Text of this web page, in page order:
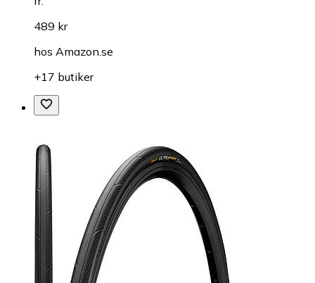
489 kr
hos Amazon.se
+17 butiker